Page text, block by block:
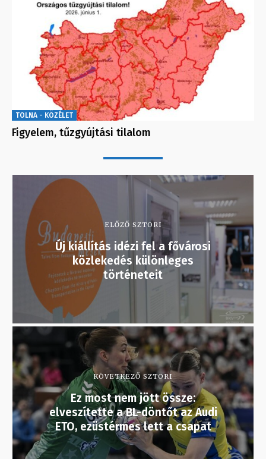
TOLNA - KÖZÉLET
Figyelem, tűzgyújtási tilalom
ELŐZŐ SZTORI
Új kiállítás idézi fel a fővárosi
közlekedés különleges
történeteit
KÖVETKEZŐ SZTORI
Ez most nem jött össze:
elveszítette a BL-döntőt az Audi
ETO, ezüstérmes lett a csapat